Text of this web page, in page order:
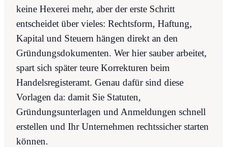
keine Hexerei mehr, aber der erste Schritt
entscheidet über vieles: Rechtsform, Haftung,
Kapital und Steuern hängen direkt an den
Gründungsdokumenten. Wer hier sauber arbeitet,
spart sich später teure Korrekturen beim
Handelsregisteramt. Genau dafür sind diese
Vorlagen da: damit Sie Statuten,
Gründungsunterlagen und Anmeldungen schnell
erstellen und Ihr Unternehmen rechtssicher starten
können.